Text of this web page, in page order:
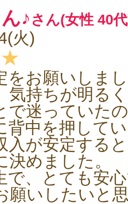
♪ さん(女性 40
火)
をお願いしま
気持ちが明る
で迷っていた
背中を押して
入が安定する
めました。
で、とても安
願いしたいと